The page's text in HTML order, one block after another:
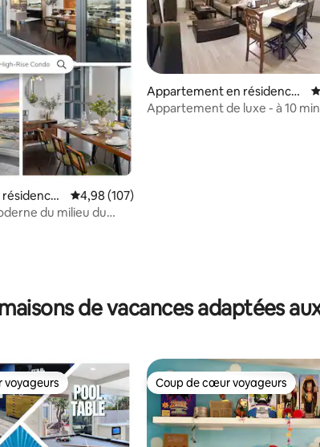
212 commentaires : 4,86 sur 5
⋅
Évaluation moyenne sur la base de 107
4,98 (107)
du milieu du
Appartement en résidence ⋅
Anaheim
Appartement de luxe - à 10
de vacances adaptées
les plus appréciés Coup de cœur voyageurs
Coup de cœur voyageurs